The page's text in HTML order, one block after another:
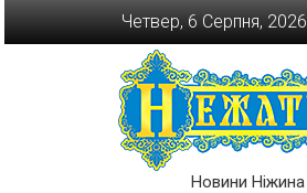
Четвер, 6 Серпня, 2026
Новини Ніжина